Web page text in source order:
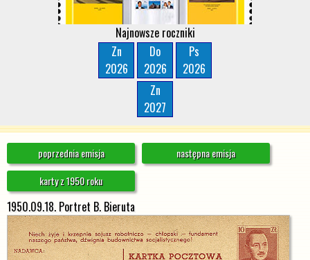
Najnowsze roczniki
Zn
2026
Do
2026
Ps
2026
Zn
2027
poprzednia emisja
następna emisja
karty z 1950 roku
1950.09.18. Portret B. Bieruta